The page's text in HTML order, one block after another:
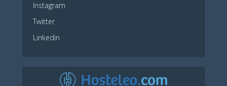
Instagram
Twitter
Linkedin